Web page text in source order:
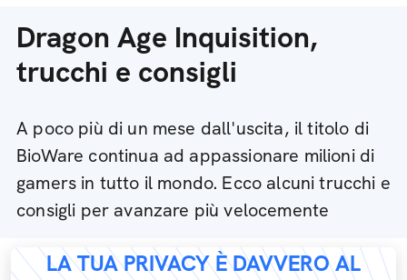
Dragon Age Inquisition,
trucchi e consigli
A poco più di un mese dall'uscita, il titolo di
BioWare continua ad appassionare milioni di
gamers in tutto il mondo. Ecco alcuni trucchi e
consigli per avanzare più velocemente
LA TUA PRIVACY È DAVVERO AL